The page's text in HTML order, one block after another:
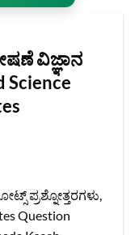
ವಿಜ್ಞಾನ
ಪ್ರಶ್ನೋತ್ತರಗಳು,
Question